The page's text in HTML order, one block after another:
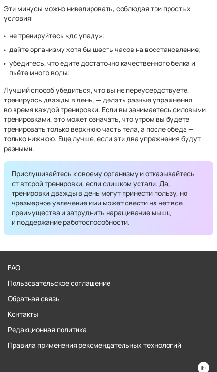
Эти минусы можно нивелировать, соблюдая три простых
условия:
не тренируйтесь «до упаду»;
дайте организму хотя бы шесть часов на восстановление;
убедитесь, что едите достаточно качественного белка и
пьёте много воды;
Лучший способ убедиться, что вы не переусердствуете,
тренируясь дважды в день, — делать разные упражнения
во время каждой тренировки. Если вы занимаетесь силовыми
тренировками, это может означать, что утром вы будете
тренировать только верхнюю часть тела, а после обеда —
только нижнюю. Еще лучше, если эти два упражнения будут
разными.
Прислушивайтесь к своему организму и отказывайтесь
от второй тренировки, если слишком устали. Да,
тренировки дважды в день могут принести пользу, но
чрезмерное увлечение ими может свести на нет все
преимущества и затруднить наращивание мышц
и поддержание работоспособности.
FAQ
Пользовательское соглашение
Обратная связь
Контакты
Редакционная политика
Правила применения рекомендательных технологий